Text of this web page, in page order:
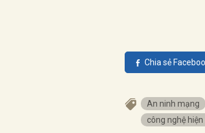
Chia sẻ
An ninh mạng
công nghệ hiện